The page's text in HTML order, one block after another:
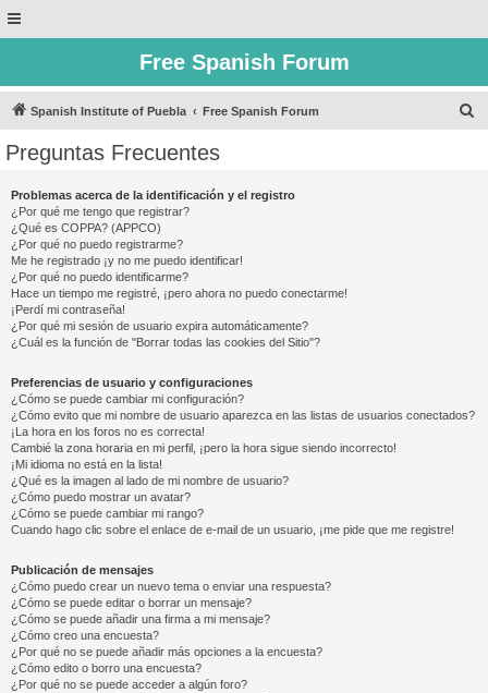
Free Spanish Forum
Spanish Institute of Puebla Free Spanish Forum
Preguntas Frecuentes
Problemas acerca de la identificación y el registro
¿Por qué me tengo que registrar?
¿Qué es COPPA? (APPCO)
¿Por qué no puedo registrarme?
Me he registrado ¡y no me puedo identificar!
¿Por qué no puedo identificarme?
Hace un tiempo me registré, ¡pero ahora no puedo conectarme!
¡Perdí mi contraseña!
¿Por qué mi sesión de usuario expira automáticamente?
¿Cuál es la función de "Borrar todas las cookies del Sitio"?
Preferencias de usuario y configuraciones
¿Cómo se puede cambiar mi configuración?
¿Cómo evito que mi nombre de usuario aparezca en las listas de usuarios conectados?
¡La hora en los foros no es correcta!
Cambié la zona horaria en mi perfil, ¡pero la hora sigue siendo incorrecto!
¡Mi idioma no está en la lista!
¿Qué es la imagen al lado de mi nombre de usuario?
¿Cómo puedo mostrar un avatar?
¿Cómo se puede cambiar mi rango?
Cuando hago clic sobre el enlace de e-mail de un usuario, ¡me pide que me registre!
Publicación de mensajes
¿Cómo puedo crear un nuevo tema o enviar una respuesta?
¿Cómo se puede editar o borrar un mensaje?
¿Cómo se puede añadir una firma a mi mensaje?
¿Cómo creo una encuesta?
¿Por qué no se puede añadir más opciones a la encuesta?
¿Cómo edito o borro una encuesta?
¿Por qué no se puede acceder a algún foro?